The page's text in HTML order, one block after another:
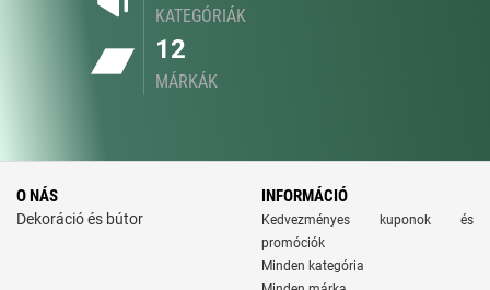
KATEGÓRIÁK
12
MÁRKÁK
O NÁS
Dekoráció és bútor
INFORMÁCIÓ
Kedvezményes kuponok és
promóciók
Minden kategória